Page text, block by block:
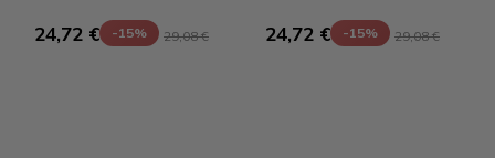
24,72 € -15% 29,08 € 24,72 € -15% 29,08 €